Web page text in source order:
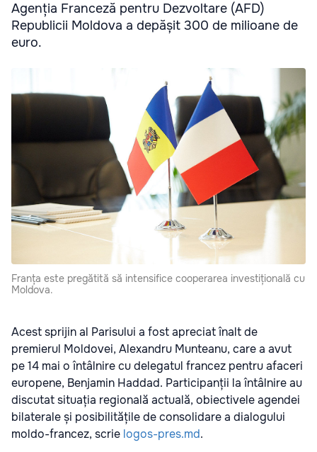
Agenția Franceză pentru Dezvoltare (AFD)
Republicii Moldova a depășit 300 de milioane de
euro.
Franța este pregătită să intensifice cooperarea investițională cu
Moldova.
Acest sprijin al Parisului a fost apreciat înalt de
premierul Moldovei, Alexandru Munteanu, care a avut
pe 14 mai o întâlnire cu delegatul francez pentru afaceri
europene, Benjamin Haddad. Participanții la întâlnire au
discutat situația regională actuală, obiectivele agendei
bilaterale și posibilitățile de consolidare a dialogului
moldo-francez, scrie logos-pres.md.